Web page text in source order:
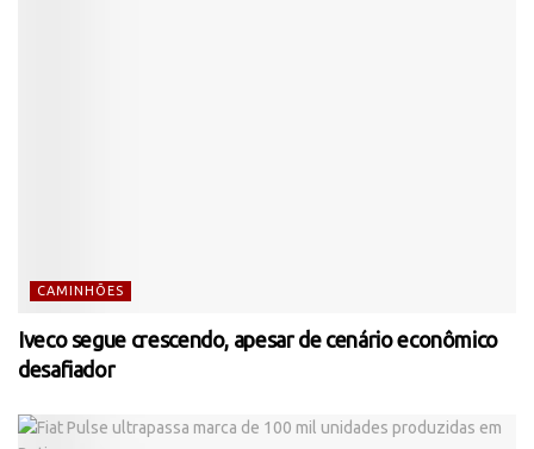
CAMINHÕES
Iveco segue crescendo, apesar de cenário econômico
desafiador